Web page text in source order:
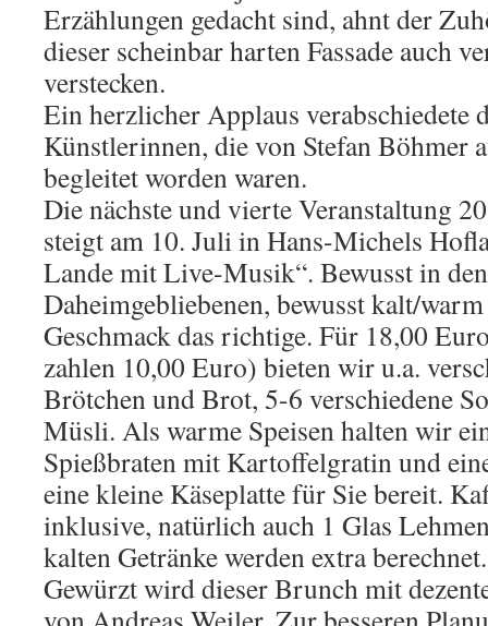
Erzählungen gedacht sind, ahnt der
dieser scheinbar harten Fassade auch
verstecken.
Ein herzlicher Applaus verabschiedete
Künstlerinnen, die von Stefan Böhmer
begleitet worden waren.
Die nächste und vierte Veranstaltung
steigt am 10. Juli in Hans-Michels
Lande mit Live-Musik“. Bewusst in
Daheimgebliebenen, bewusst kalt/
Geschmack das richtige. Für 18,00
zahlen 10,00 Euro) bieten wir u.a.
Brötchen und Brot, 5-6 verschiedene
Müsli. Als warme Speisen halten wir
Spießbraten mit Kartoffelgratin und
eine kleine Käseplatte für Sie bereit.
inklusive, natürlich auch 1 Glas
kalten Getränke werden extra berechnet.
Gewürzt wird dieser Brunch mit